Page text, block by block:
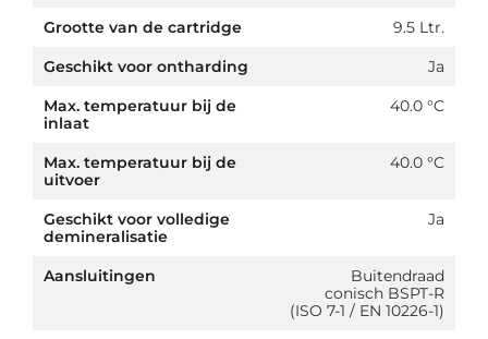
Grootte van de cartridge
9.5 Ltr.
Geschikt voor ontharding
Ja
Max. temperatuur bij de
inlaat
40.0 °C
Max. temperatuur bij de
uitvoer
40.0 °C
Geschikt voor volledige
demineralisatie
Ja
Aansluitingen
Buitendraad
conisch BSPT-R
(ISO 7-1 / EN 10226-1)